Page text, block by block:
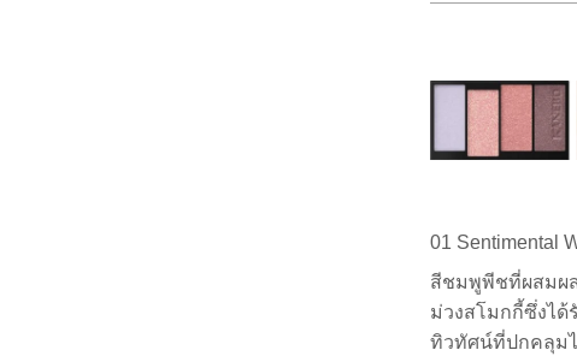
01 Sentimental
สีชมพูพีชที่ผสมผ
ม่วงสโมกกี้ซึ่งได้
ทิวทัศน์ที่ปกคลุม